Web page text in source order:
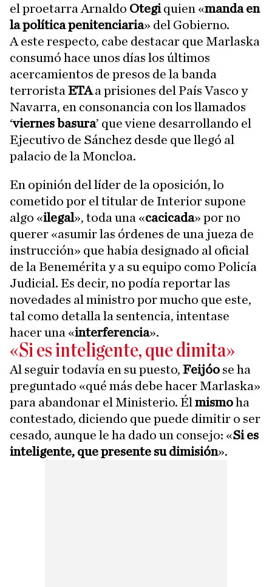
el proetarra Arnaldo Otegiquien «manda en
la política penitenciaria» del Gobierno.
A este respecto, cabe destacar que Marlaska
consumó hace unos días los últimos
acercamientos de presos de la banda
terrorista ETAa prisiones del País Vasco y
Navarra, en consonancia con los llamados
‘viernes basura’ que viene desarrollando el
Ejecutivo de Sánchez desde que llegó al
palacio de la Moncloa.
En opinión del líder de la oposición, lo
cometido por el titular de Interior supone
algo «ilegal», toda una «cacicada» por no
querer «asumir las órdenes de una jueza de
instrucción» que había designado al oficial
de la Benemérita y a su equipo como Policía
Judicial. Es decir, no podía reportar las
novedades al ministro por mucho que este,
tal como detalla la sentencia, intentase
hacer una «interferencia».
«Si es inteligente, que dimita»
Al seguir todavía en su puesto, Feijóo se ha
preguntado «qué más debe hacer Marlaska»
para abandonar el Ministerio. Él mismoha
contestado, diciendo que puede dimitir o ser
cesado, aunque le ha dado un consejo: «Si es
inteligente, que presente su dimisión».